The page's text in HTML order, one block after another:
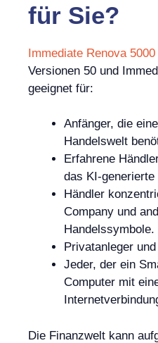
für Sie?
Immediate Renova 5000
Versionen 50 und
geeignet für:
Anfänger, die
Handelswelt
Erfahrene
das KI-
Händler
Company und
Handelssymbole.
Privatanleger
Jeder, der ein
Computer mit
Die Finanzwelt kann